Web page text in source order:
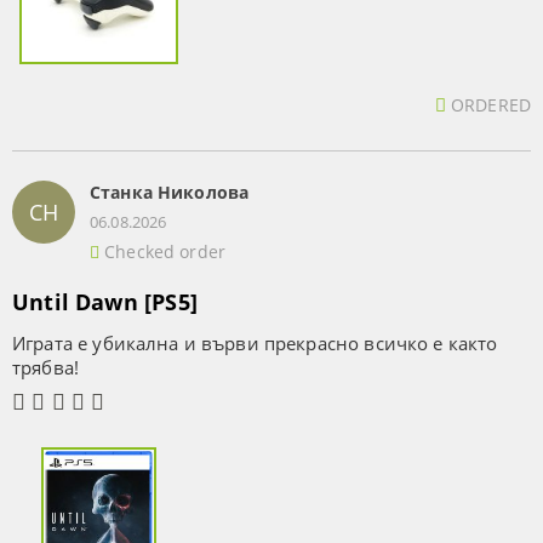
ORDERED
СН
Станка Николова
06.08.2026
Checked order
Until Dawn [PS5]
Играта е убикална и върви прекрасно всичко е както
трябва!